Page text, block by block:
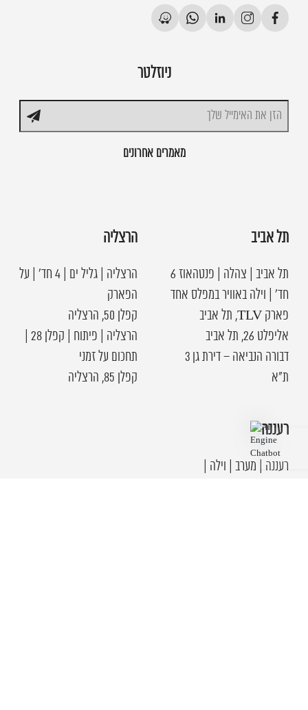
ניוזלטר
מאמרים אחרונים
תל אביב
תל אביב | צהלה | פנטהאוז 6
חד׳ | וילה באוויר במפלס אחד
פארק TLV, תל אביב
אליפלט 26, תל אביב
דבורה הנביאה – דירת גן 3
ת"א
הרצליה
הרצליה | גליל ים | 4 חד׳ | על
הפארק
קפלן 50, הרצליה
תחכום על זמני
קפלן 85, הרצליה
רעננה
רעננה | מערב | וילה |